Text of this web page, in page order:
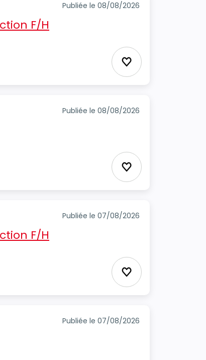
Publiée le 08/08/2026
F/H
Ajouter aux
Publiée le 08/08/2026
Ajouter aux
Publiée le 07/08/2026
F/H
Ajouter aux
Publiée le 07/08/2026